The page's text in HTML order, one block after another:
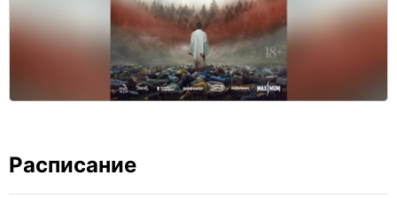
Расписание